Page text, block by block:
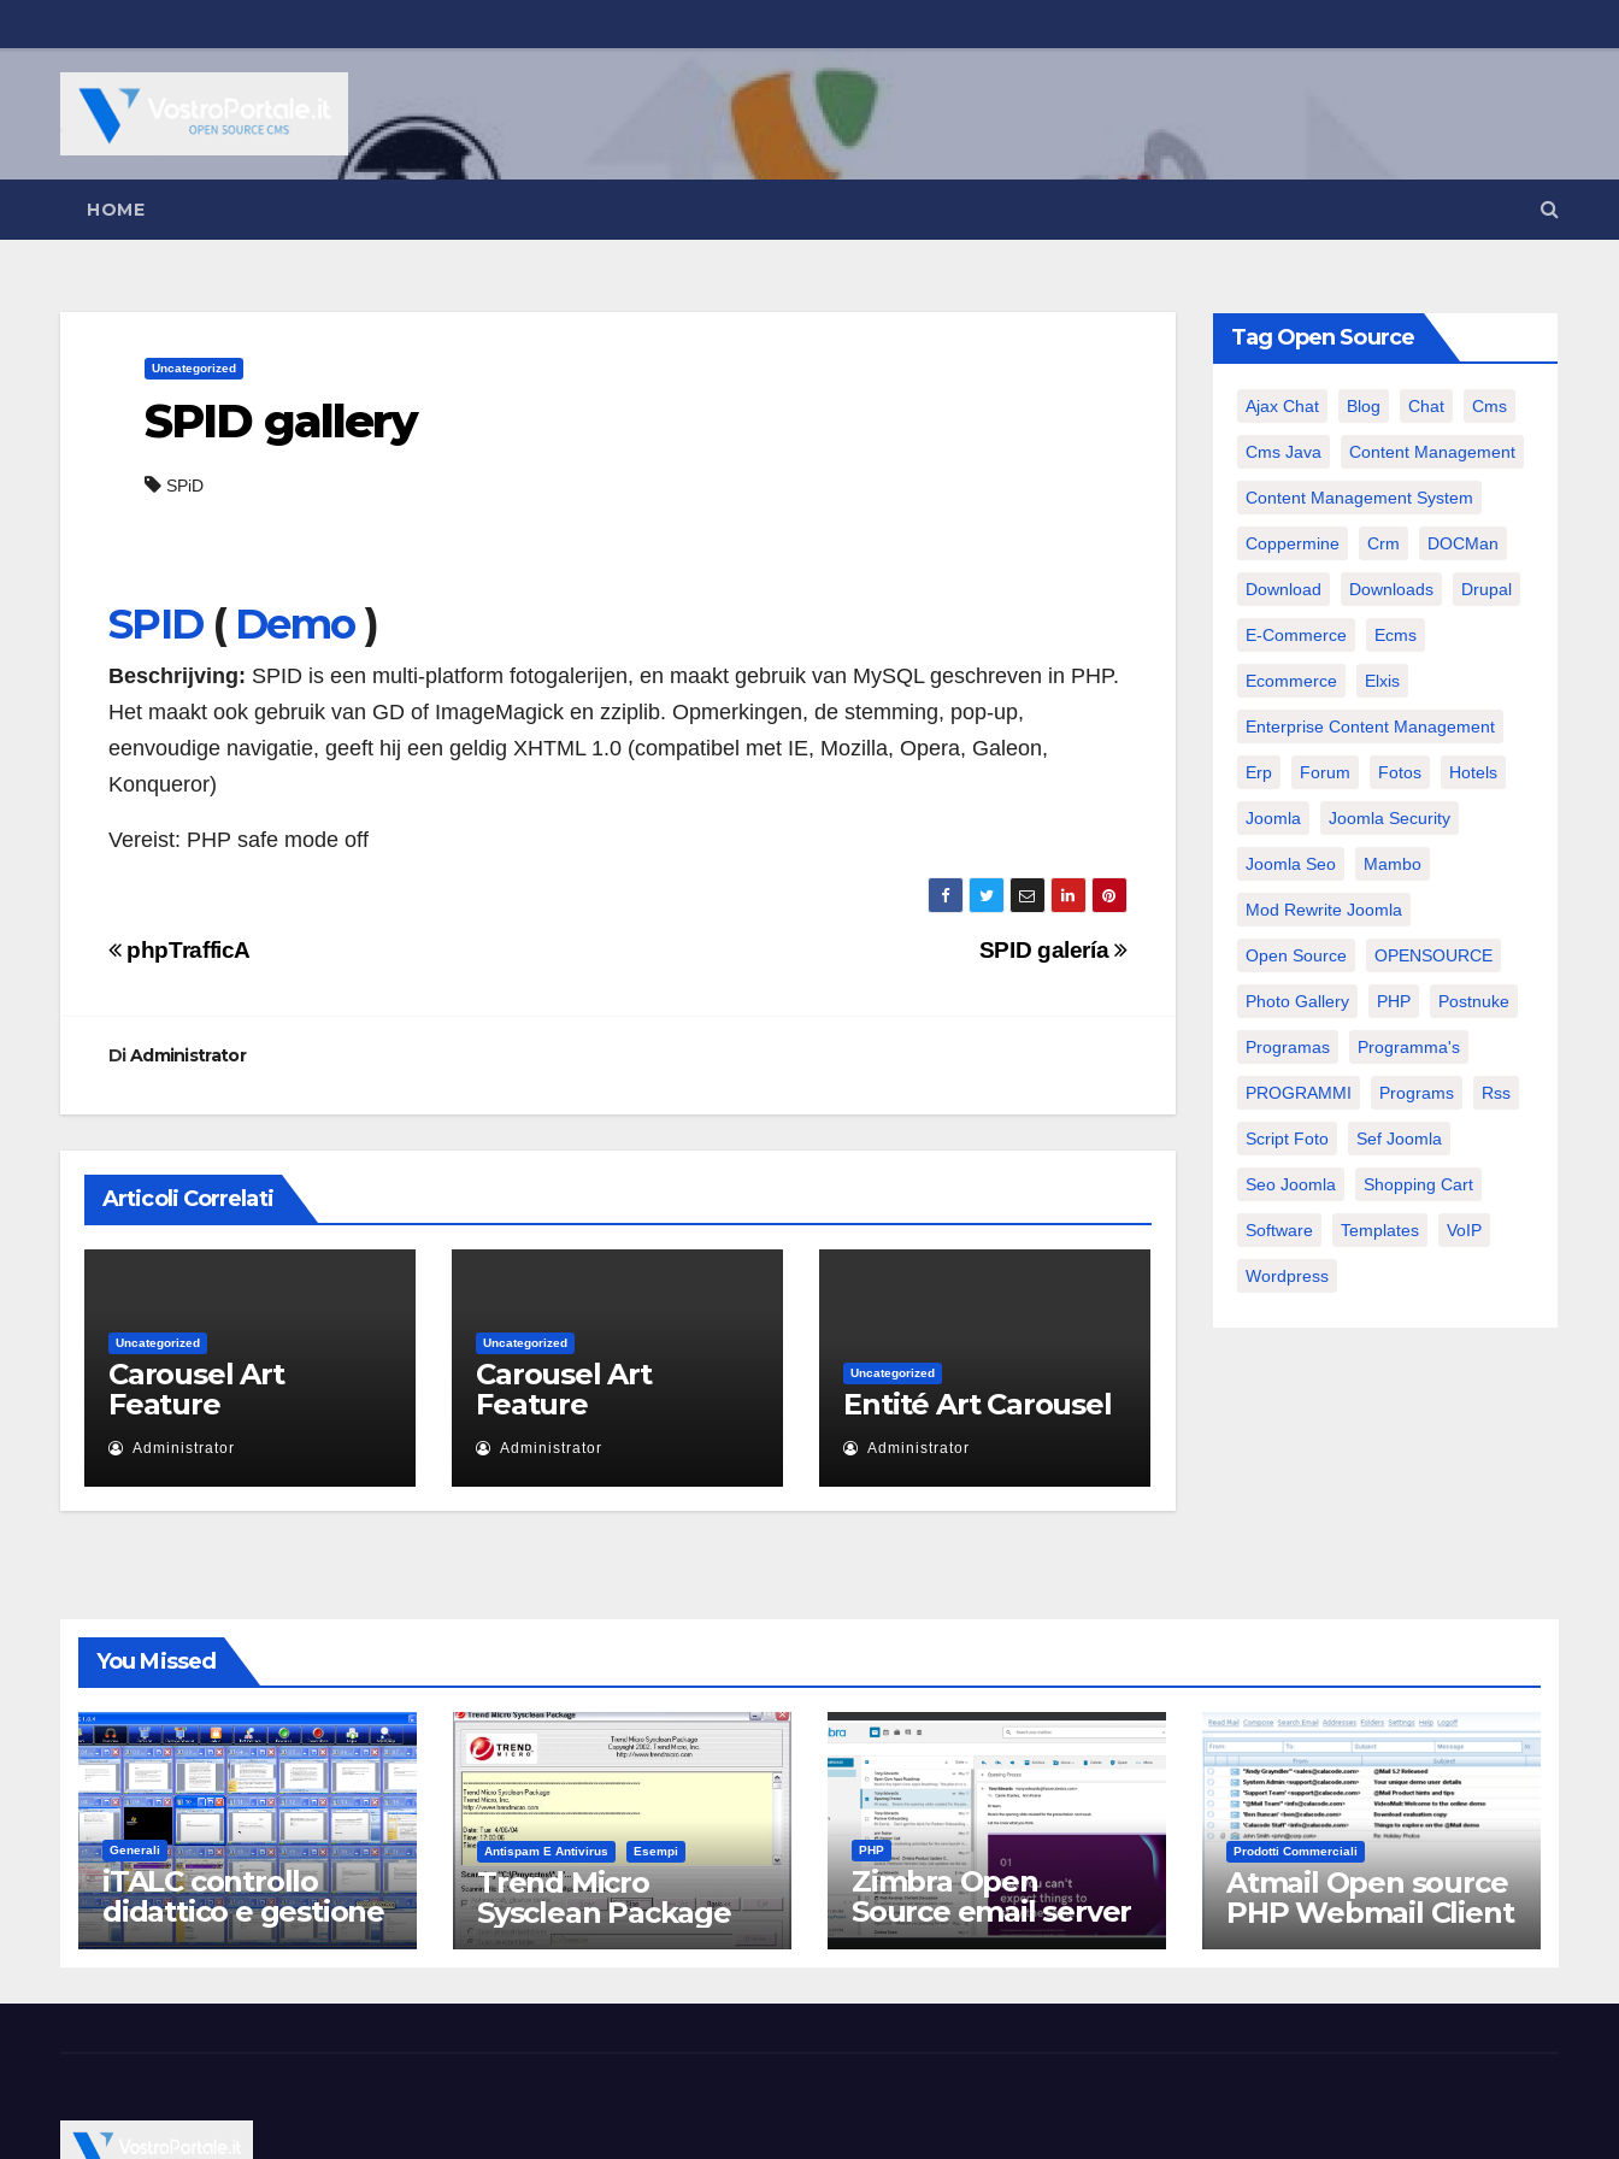
al
contenuto
HOME
Uncategorized
SPID gallery
SPiD
SPID( Demo)
Beschrijving: SPID is een multi-platform fotogalerijen, en maakt gebruik van MySQL geschreven in PHP.
Het maakt ook gebruik van GD of ImageMagick en zziplib. Opmerkingen, de stemming, pop-up,
eenvoudige navigatie, geeft hij een geldig XHTML 1.0 (compatibel met IE, Mozilla, Opera, Galeon,
Konqueror)
Vereist: PHP safe mode off
Navigazione
SPID galería
phpTrafficA
DiAdministrator
Articoli Correlati
Uncategorized
Carousel Art
Feature
Administrator
Uncategorized
Carousel Art
Feature
Administrator
Uncategorized
Entité Art Carousel
Administrator
Tag Open Source
Ajax Chat Blog Chat Cms
Cms Java Content Management
Content Management System
Coppermine Crm DOCMan
Download Downloads Drupal
E-Commerce Ecms
Ecommerce Elxis
Enterprise Content Management
Erp Forum Fotos Hotels
Joomla Joomla Security
Joomla Seo Mambo
Mod Rewrite Joomla
Open Source OPENSOURCE
Photo Gallery PHP Postnuke
Programas Programma's
PROGRAMMI Programs Rss
Script Foto Sef Joomla
Seo Joomla Shopping Cart
Software Templates VoIP
Wordpress
You Missed
Generali
iTALC controllo
didattico e gestione
LAN scolastica
Antispam E Antivirus Esempi
Trend Micro
Sysclean Package
PHP
Zimbra Open
Source email server
software
Prodotti Commerciali
Atmail Open source
PHP Webmail Client